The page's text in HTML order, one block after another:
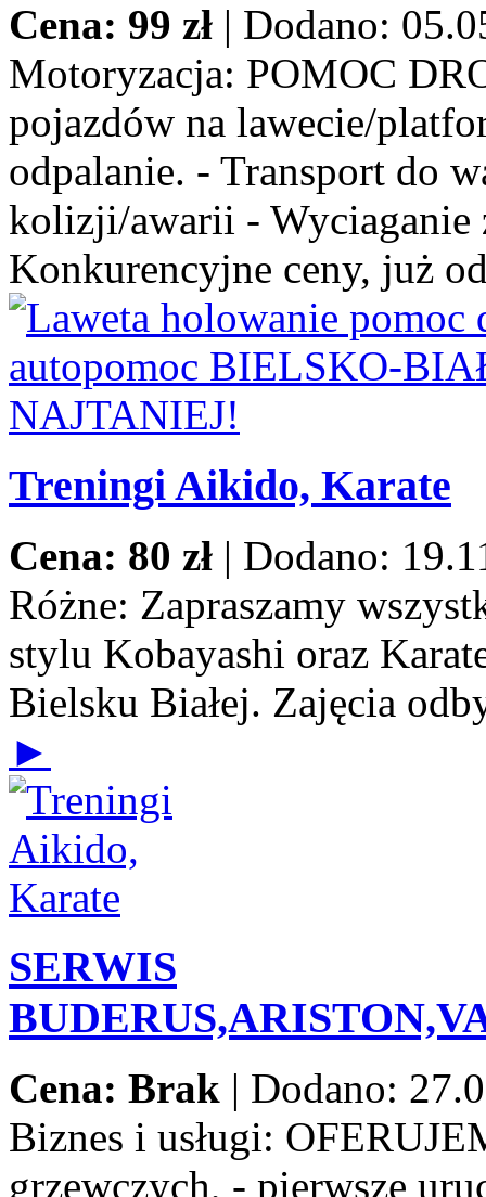
Cena: 99 zł | Dodano:
Motoryzacja: POMOC
pojazdów na lawecie/
odpalanie. - Transport do
kolizji/awarii - Wyciaganie
Konkurencyjne ceny, już
Treningi Aikido, Karate
Cena: 80 zł | Dodano:
Różne: Zapraszamy
stylu Kobayashi oraz
Bielsku Białej. Zajęcia
►
SERWIS
Cena: Brak | Dodano:
Biznes i usługi:
grzewczych, - pierwsze